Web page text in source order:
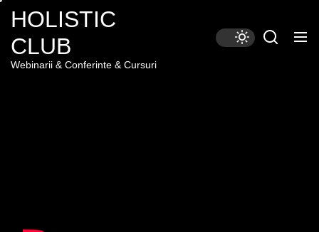
the
content
HOLISTIC
CLUB
Webinarii & Conferinte & Cursuri